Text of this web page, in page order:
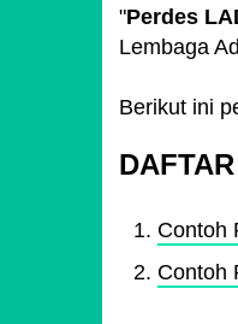
"Perdes
Lembaga
Berikut ini
Contoh
Contoh